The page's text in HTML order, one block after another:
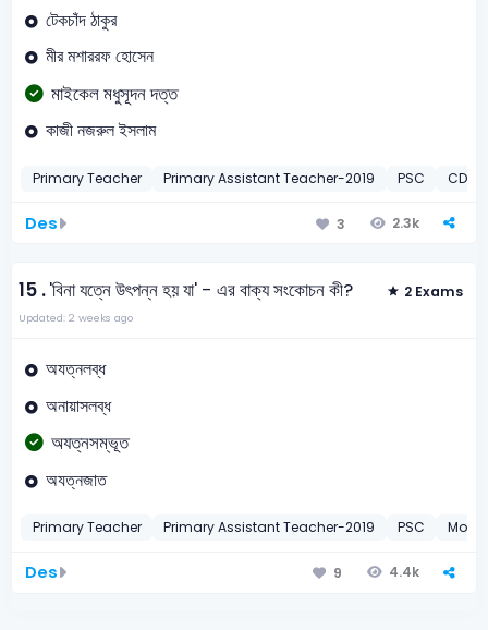
টেকচাঁদ ঠাকুর
মীর মশাররফ হোসেন
মাইকেল মধুসূদন দত্ত
কাজী নজরুল ইসলাম
Primary Teacher Primary Assistant Teacher-2019 PSC CD
Des 3 2.3k
15 .'বিনা যত্নে উৎপন্ন হয় যা' - এর বাক্য সংকোচন কী? 2 Exams
Updated: 2 weeks ago
অযত্নলব্ধ
অনায়াসলব্ধ
অযত্নসম্ভূত
অযত্নজাত
Primary Teacher Primary Assistant Teacher-2019 PSC MoD
Des 9 4.4k